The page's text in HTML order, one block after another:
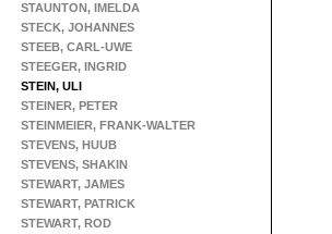
STAUNTON, IMELDA
STECK, JOHANNES
STEEB, CARL-UWE
STEEGER, INGRID
STEIN, ULI
STEINER, PETER
STEINMEIER, FRANK-WALTER
STEVENS, HUUB
STEVENS, SHAKIN
STEWART, JAMES
STEWART, PATRICK
STEWART, ROD